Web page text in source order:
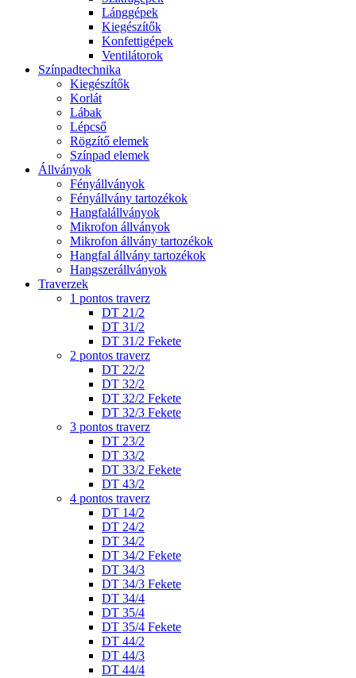
Lánggépek
Kiegészítők
Konfettigépek
Ventilátorok
Színpadtechnika
Kiegészítők
Korlát
Lábak
Lépcső
Rögzítő elemek
Színpad elemek
Állványok
Fényállványok
Fényállvány tartozékok
Hangfalállványok
Mikrofon állványok
Mikrofon állvány tartozékok
Hangfal állvány tartozékok
Hangszerállványok
Traverzek
1 pontos traverz
DT 21/2
DT 31/2
DT 31/2 Fekete
2 pontos traverz
DT 22/2
DT 32/2
DT 32/2 Fekete
DT 32/3 Fekete
3 pontos traverz
DT 23/2
DT 33/2
DT 33/2 Fekete
DT 43/2
4 pontos traverz
DT 14/2
DT 24/2
DT 34/2
DT 34/2 Fekete
DT 34/3
DT 34/3 Fekete
DT 34/4
DT 35/4
DT 35/4 Fekete
DT 44/2
DT 44/3
DT 44/4